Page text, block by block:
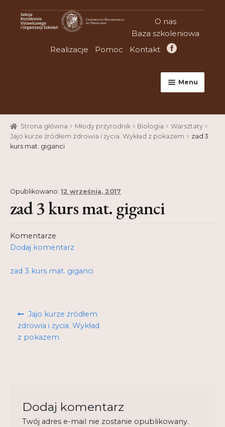
Przejdź
do
Przejdź
do
O nas
Baza szkoleniowa
Realizacje
Pomoc Kontakt
Menu
Strona główna
Aktualności
Polityka Prywatności
Realizacje
Strona główna Młody przyrodnik Biologia
Warsztaty
Jajo kurze źródłem zdrowia i życia. Wykład z pokazem
zad 3
kurs mat. giganci
Opublikowano:12 września, 2017
zad 3 kurs mat. giganci
Komentarze
Dodaj komentarz
zad 3 kurs mat. giganci
Nawigacja
wpisu
Poprzedni
wpis:
Jajo kurze źródłem
zdrowia i życia. Wykład
z pokazem
Dodaj komentarz
Twój adres e-mail nie zostanie opublikowany.